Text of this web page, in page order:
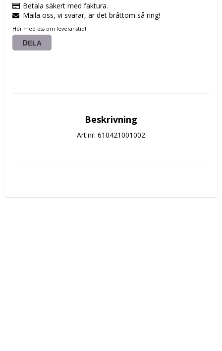
Betala säkert med faktura.
Maila oss, vi svarar, är det bråttom så ring!
Hör med oss om leveranstid!
DELA
Beskrivning
Art.nr: 610421001002